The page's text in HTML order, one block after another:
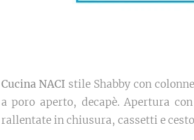
Cucina NACI stile Shabby con
a poro aperto, decapè. Apertura
rallentate in chiusura, cassetti e